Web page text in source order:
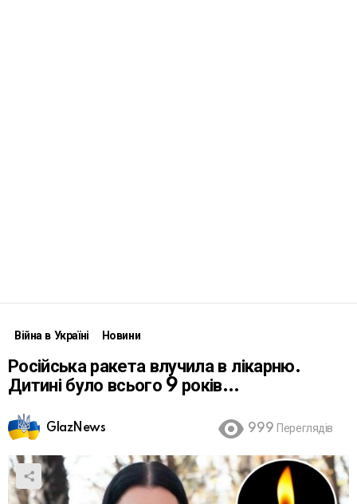
Війна в Україні Новини
Російська ракета влучила в лікарню.
Дитині було всього 9 років…
GlazNews 999 Переглядів